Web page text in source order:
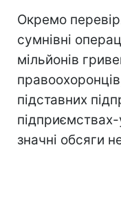
Окремо
сумнівні
мільйонів
підставних
значні обсяги